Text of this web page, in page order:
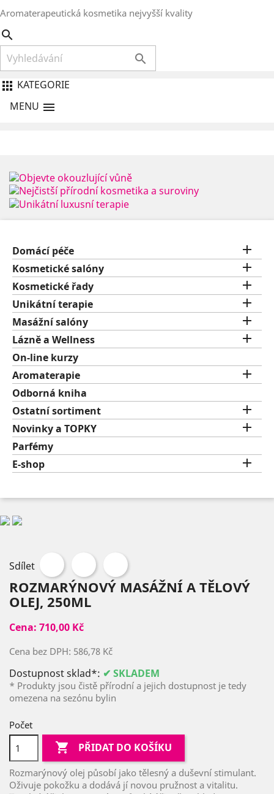
Aromaterapeutická kosmetika nejvyšší kvality


 KATEGORIE
MENU 
Domácí péče 
Kosmetické salóny 
Kosmetické řady 
Unikátní terapie 
Masážní salóny 
Lázně a Wellness 
On-line kurzy
Aromaterapie

Odborná kniha
Ostatní sortiment

Novinky a TOPKY 
Parfémy
E-shop

Sdílet
ROZMARÝNOVÝ MASÁŽNÍ A TĚLOVÝ
OLEJ, 250ML
Cena: 710,00 Kč
Cena bez DPH: 586,78 Kč
Dostupnost sklad*: ✔ SKLADEM
* Produkty jsou čistě přírodní a jejich dostupnost je tedy
omezena na sezónu bylin
Počet
 PŘIDAT DO KOŠÍKU
Rozmarýnový olej působí jako tělesný a duševní stimulant.
Oživuje pokožku a dodává jí novou pružnost a vitalitu.